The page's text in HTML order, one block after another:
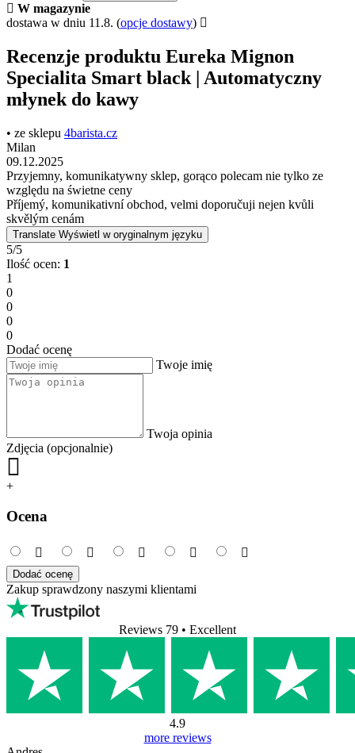
W magazynie
dostawa w dniu 11.8. (opcje dostawy)
Recenzje produktu Eureka Mignon
Specialita Smart black | Automatyczny
młynek do kawy
• ze sklepu 4barista.cz
Milan
09.12.2025
Przyjemny, komunikatywny sklep, gorąco polecam nie tylko ze
względu na świetne ceny
Příjemý, komunikativní obchod, velmi doporučuji nejen kvůli
skvělým cenám
Translate Wyświetl w oryginalnym języku
5/5
Ilość ocen: 1
1
0
0
0
0
Dodać ocenę
Twoje imię
Twoja opinia
Zdjęcia (opcjonalnie)
+
Ocena
Dodać ocenę
Zakup sprawdzony naszymi klientami
Reviews 79 • Excellent
4.9
more reviews